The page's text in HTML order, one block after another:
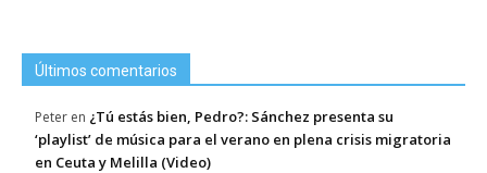
Últimos comentarios
Peter en ¿Tú estás bien, Pedro?: Sánchez presenta su
‘playlist’ de música para el verano en plena crisis migratoria
en Ceuta y Melilla (Video)